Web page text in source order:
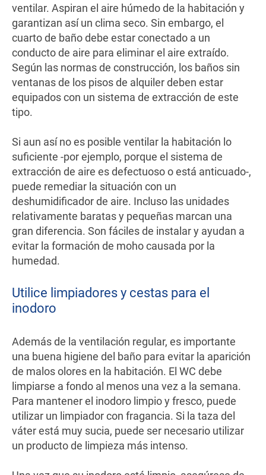
ventilar. Aspiran el aire húmedo de la habitación y
garantizan así un clima seco. Sin embargo, el
cuarto de baño debe estar conectado a un
conducto de aire para eliminar el aire extraído.
Según las normas de construcción, los baños sin
ventanas de los pisos de alquiler deben estar
equipados con un sistema de extracción de este
tipo.
Si aun así no es posible ventilar la habitación lo
suficiente -por ejemplo, porque el sistema de
extracción de aire es defectuoso o está anticuado-,
puede remediar la situación con un
deshumidificador de aire. Incluso las unidades
relativamente baratas y pequeñas marcan una
gran diferencia. Son fáciles de instalar y ayudan a
evitar la formación de moho causada por la
humedad.
Utilice limpiadores y cestas para el
inodoro
Además de la ventilación regular, es importante
una buena higiene del baño para evitar la aparición
de malos olores en la habitación. El WC debe
limpiarse a fondo al menos una vez a la semana.
Para mantener el inodoro limpio y fresco, puede
utilizar un limpiador con fragancia. Si la taza del
váter está muy sucia, puede ser necesario utilizar
un producto de limpieza más intenso.